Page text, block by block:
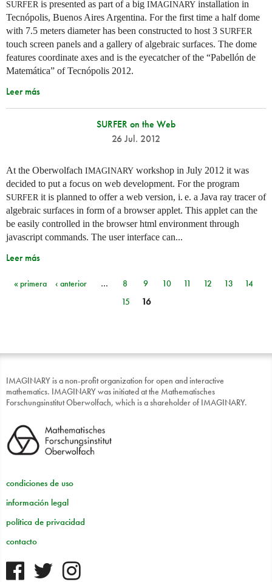
SURFER is presented as part of a big IMAGINARY installation in
Tecnópolis, Buenos Aires Argentina. For the first time a half dome
with 7.5 meters diameter has been constructed to host 3 SURFER
touch screen panels and a gallery of algebraic surfaces. The dome
features coordinate axes and is the eyecatcher of the “Pabellón de
Matemática” of Tecnópolis 2012.
Leer más
SURFER on the Web
26 Jul. 2012
At the Oberwolfach IMAGINARY workshop in July 2012 it was
decided to put a focus on web development. For the program
SURFER it is planned to offer a web version, i. e. a Java ray tracer of
algebraic surfaces in form of a browser applet. This applet can the
be easily controlled in the browser html environment through
javascript commands. The user interface can...
Leer más
Páginas
« primera ‹ anterior … 8 9 10 11 12 13
14
15
16
IMAGINARY is a non-profit organization for open and interactive
mathematics. IMAGINARY was initiated at the Mathematisches
Forschungsinstitut Oberwolfach, which is a shareholder of IMAGINARY.
condiciones de uso
información legal
política de privacidad
contacto